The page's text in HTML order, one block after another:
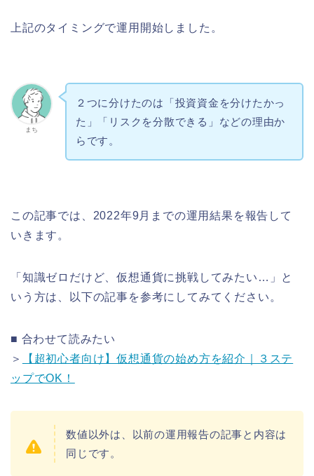
上記のタイミングで運用開始しました。
まち
２つに分けたのは「投資資金を分けたかっ
た」「リスクを分散できる」などの理由か
らです。
この記事では、2022年9月までの運用結果を報告して
いきます。
「知識ゼロだけど、仮想通貨に挑戦してみたい…」と
いう方は、以下の記事を参考にしてみてください。
■ 合わせて読みたい
＞
【超初心者向け】仮想通貨の始め方を紹介｜３ステ
ップでOK！
数値以外は、以前の運用報告の記事と内容は
同じです。